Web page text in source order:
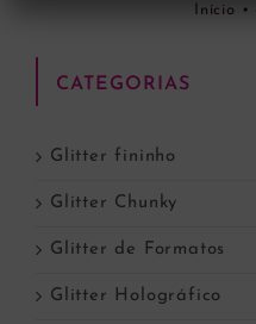
Início •
CATEGORIAS
Glitter fininho
Glitter Chunky
Glitter de Formatos
Glitter Holográfico